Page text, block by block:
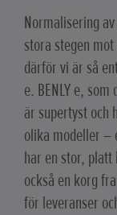
Normalisering
stora stegen
därför vi är så
e. BENLY e,
är supertyst och
olika modeller –
har en stor, platt
också en korg
för leveranser